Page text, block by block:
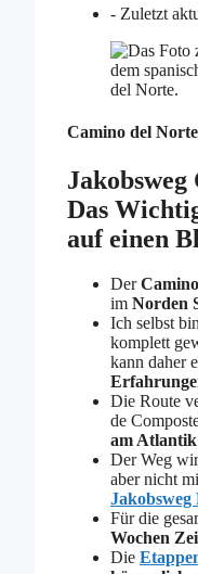
- Zuletzt
Camino del
Das
auf einen
Der
im Norden
Ich selbst
komplett
kann daher
Die Route
de
am Atlantik
Der Weg
aber nicht
Jakobsweg
Für die
Wochen
Die